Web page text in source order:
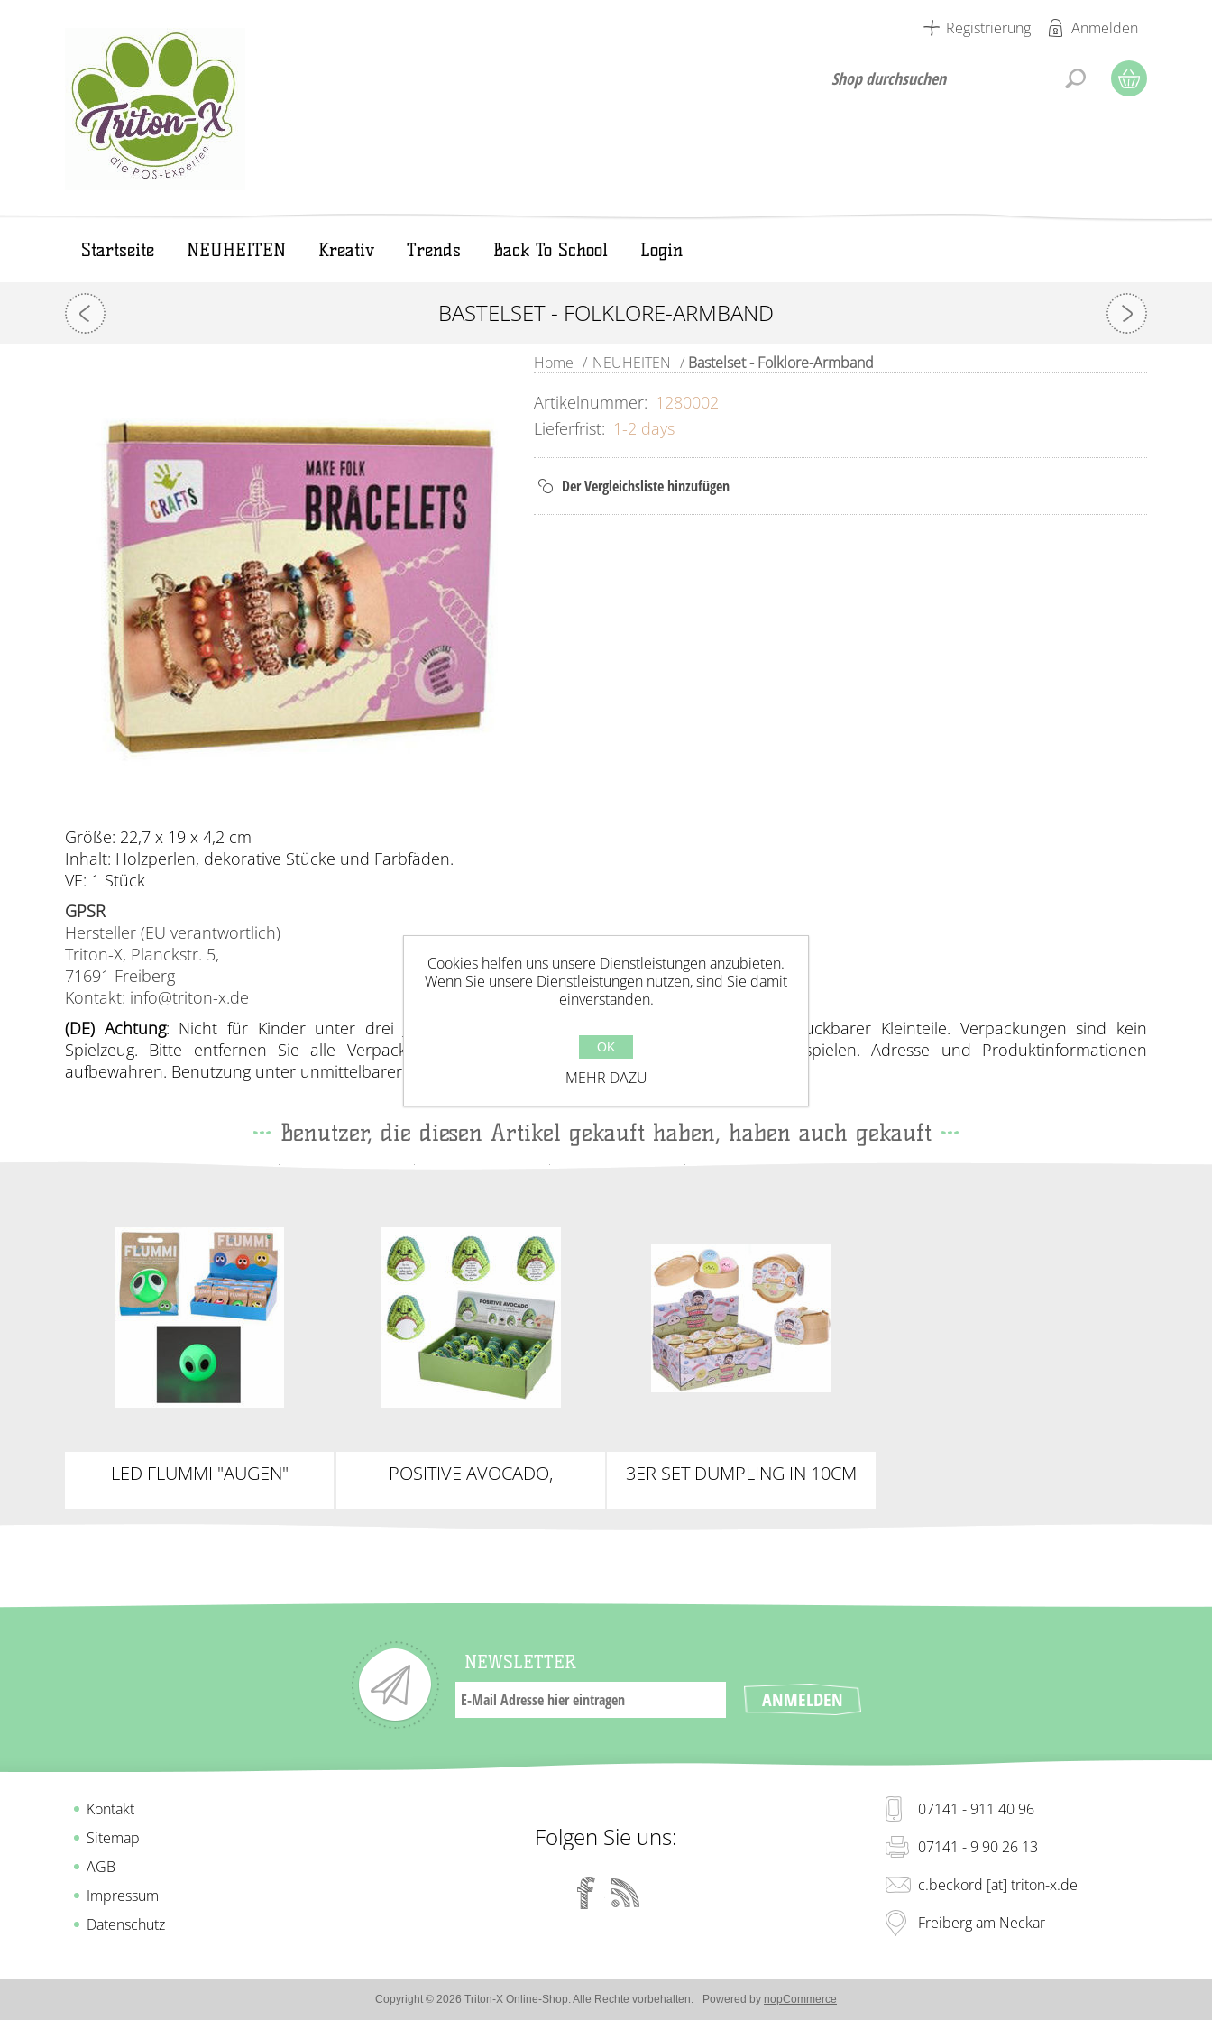
Registrierung Anmelden
Startseite NEUHEITEN Kreativ Trends Back To School Login
BASTELSET - FOLKLORE-ARMBAND
Home / NEUHEITEN / Bastelset - Folklore-Armband
Artikelnummer: 1280002
Lieferfrist: 1-2 days
Größe: 22,7 x 19 x 4,2 cm
Inhalt: Holzperlen, dekorative Stücke und Farbfäden.
VE: 1 Stück
GPSR
Hersteller (EU verantwortlich)
Triton-X, Planckstr. 5,
71691 Freiberg
Kontakt: info@triton-x.de
(DE) Achtung: Nicht für Kinder unter drei Jahren geeignet. Erstickungsgefahr aufgrund verschluckbarer Kleinteile. Verpackungen sind kein
Spielzeug. Bitte entfernen Sie alle Verpackungselemente bevor Kinder mit diesem Produkt spielen. Adresse und Produktinformationen
aufbewahren. Benutzung unter unmittelbarer Aufsicht von Erwachsenen. Hergestellt in China.
Benutzer, die diesen Artikel gekauft haben, haben auch gekauft
LED FLUMMI "AUGEN"
POSITIVE AVOCADO,
3ER SET DUMPLING IN 10CM
NEWSLETTER
Kontakt
Sitemap
AGB
Impressum
Datenschutz
Folgen Sie uns:
07141 - 911 40 96
07141 - 9 90 26 13
c.beckord [at] triton-x.de
Freiberg am Neckar
Copyright © 2026 Triton-X Online-Shop. Alle Rechte vorbehalten. Powered by nopCommerce
Cookies helfen uns unsere Dienstleistungen anzubieten.
Wenn Sie unsere Dienstleistungen nutzen, sind Sie damit
einverstanden.
OK
MEHR DAZU